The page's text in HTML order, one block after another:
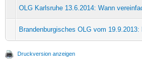
OLG Karlsruhe 13.6.2014: Wann
Brandenburgisches OLG vom
Druckversion anzeigen